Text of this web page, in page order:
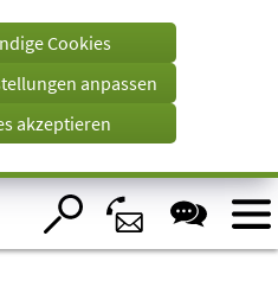
Cookies
anpassen
akzeptieren